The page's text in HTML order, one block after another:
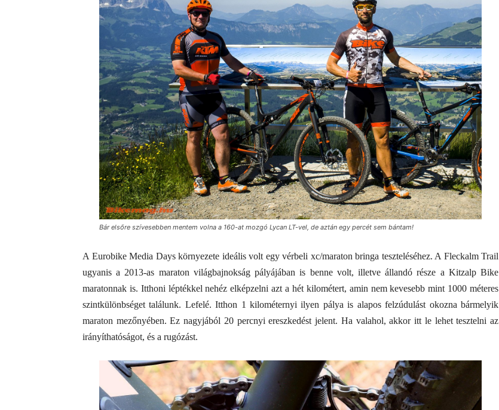
Bár elsőre szívesebben mentem volna a 160-at mozgó Lycan LT-vel, de aztán egy percét sem bántam!
A Eurobike Media Days környezete ideális volt egy vérbeli xc/maraton bringa teszteléséhez. A Fleckalm Trail
ugyanis a 2013-as maraton világbajnokság pályájában is benne volt, illetve állandó része a Kitzalp Bike
maratonnak is. Itthoni léptékkel nehéz elképzelni azt a hét kilométert, amin nem kevesebb mint 1000 méteres
szintkülönbséget találunk. Lefelé. Itthon 1 kilométernyi ilyen pálya is alapos felzúdulást okozna bármelyik
maraton mezőnyében. Ez nagyjából 20 percnyi ereszkedést jelent. Ha valahol, akkor itt le lehet tesztelni az
irányíthatóságot, és a rugózást.